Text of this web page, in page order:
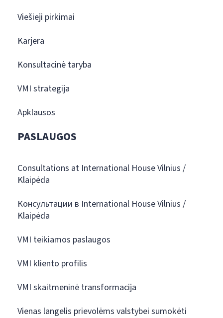
Viešieji pirkimai
Karjera
Konsultacinė taryba
VMI strategija
Apklausos
PASLAUGOS
Consultations at International House Vilnius /
Klaipėda
Консультации в International House Vilnius /
Klaipėda
VMI teikiamos paslaugos
VMI kliento profilis
VMI skaitmeninė transformacija
Vienas langelis prievolėms valstybei sumokėti